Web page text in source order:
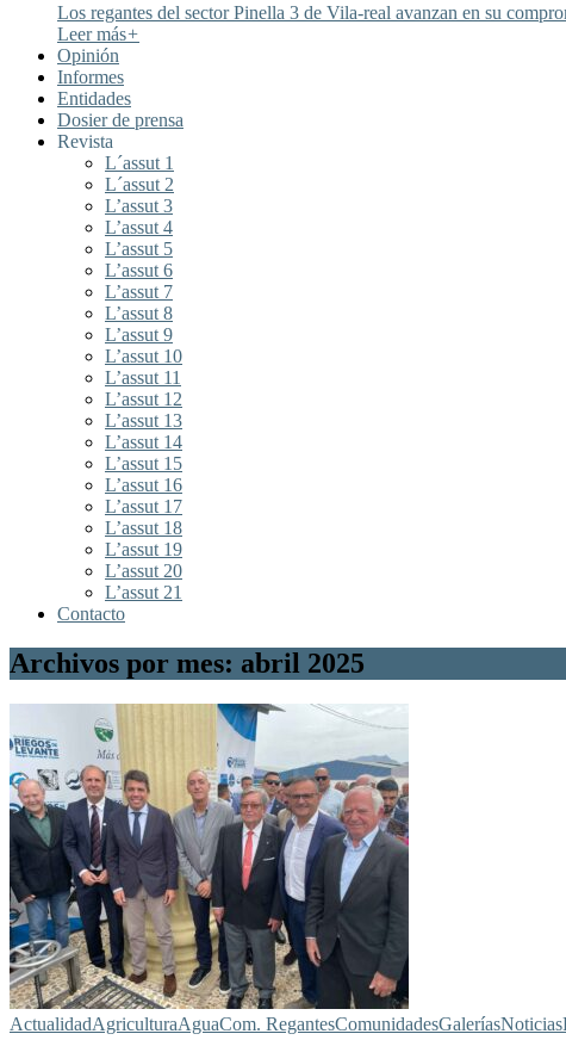
Los regantes del sector Pinella 3 de Vila-real avanzan en su
Leer más+
Opinión
Informes
Entidades
Dosier de prensa
Revista
L´assut 1
L´assut 2
L’assut 3
L’assut 4
L’assut 5
L’assut 6
L’assut 7
L’assut 8
L’assut 9
L’assut 10
L’assut 11
L’assut 12
L’assut 13
L’assut 14
L’assut 15
L’assut 16
L’assut 17
L’assut 18
L’assut 19
L’assut 20
L’assut 21
Contacto
Archivos por mes: abril 2025
ActualidadAgriculturaAguaCom. RegantesComunidadesGaleríasNoticias